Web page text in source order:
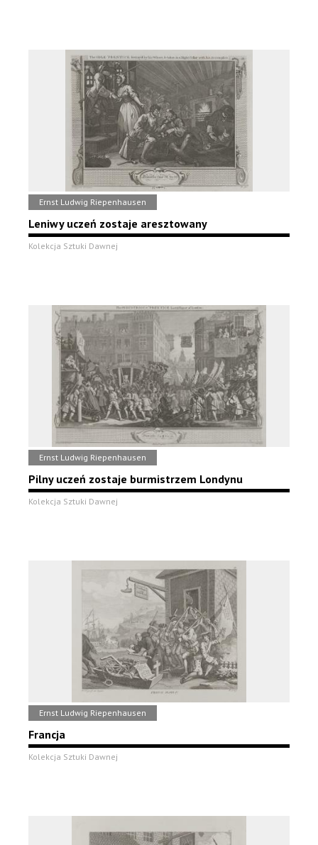
Ernst Ludwig Riepenhausen
Leniwy uczeń zostaje aresztowany
Kolekcja Sztuki Dawnej
Ernst Ludwig Riepenhausen
Pilny uczeń zostaje burmistrzem Londynu
Kolekcja Sztuki Dawnej
Ernst Ludwig Riepenhausen
Francja
Kolekcja Sztuki Dawnej